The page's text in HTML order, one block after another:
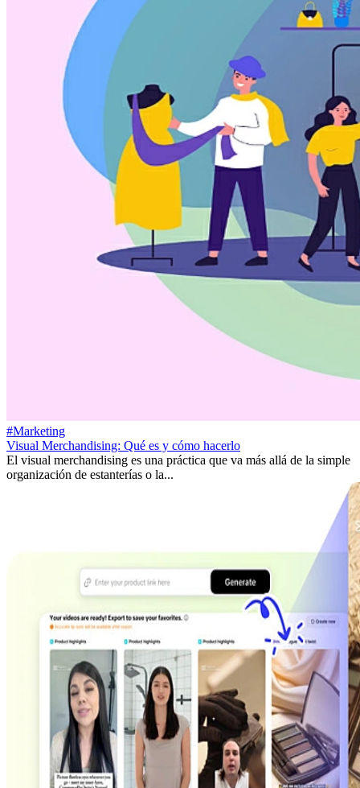
#Marketing
Visual Merchandising: Qué es y cómo hacerlo
El visual merchandising es una práctica que va más allá de la simple
organización de estanterías o la...